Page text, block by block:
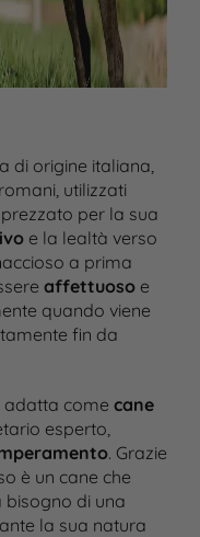
di origine italiana,
utilizzati
per la sua
e la lealtà verso
a prima
affettuosoe
quando viene
fin da
adatta come cane
esperto,
. Grazie
è un cane che
bisogno di una
la sua natura